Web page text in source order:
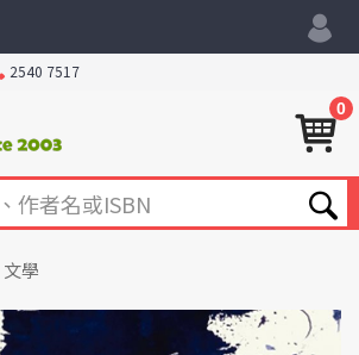
2540 7517
0
文學